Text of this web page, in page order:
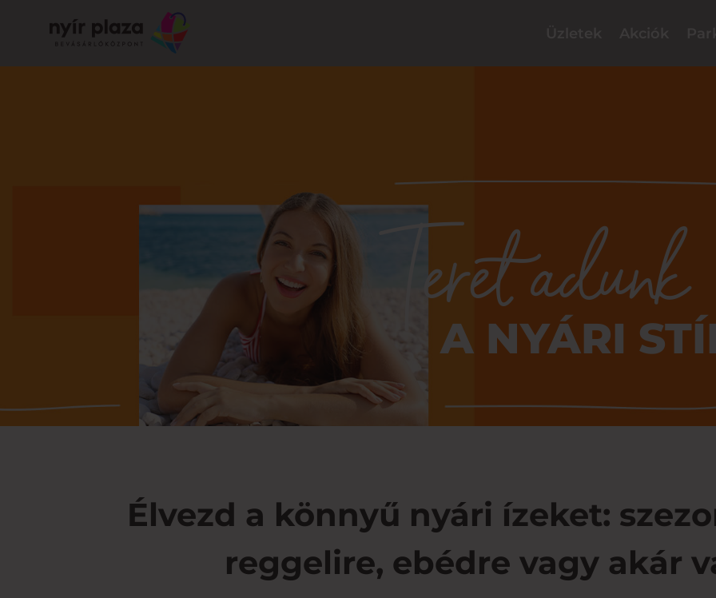
Teret adunk
A NYÁRI
Élvezd a könnyű nyári ízeket:
reggelire, ebédre vagy akár